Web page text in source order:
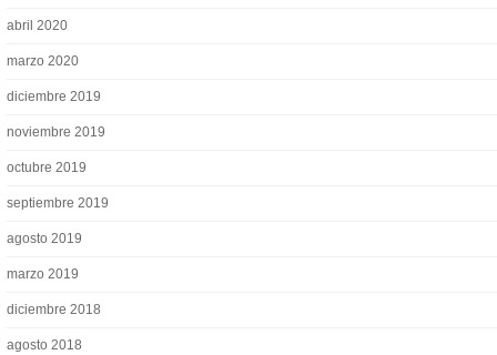
abril 2020
marzo 2020
diciembre 2019
noviembre 2019
octubre 2019
septiembre 2019
agosto 2019
marzo 2019
diciembre 2018
agosto 2018